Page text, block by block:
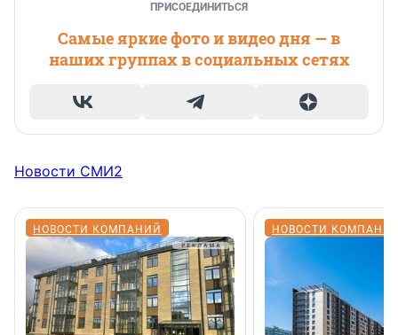
ПРИСОЕДИНИТЬСЯ
Самые яркие фото и видео дня — в
наших группах в социальных сетях
Новости СМИ2
НОВОСТИ КОМПАНИЙ НОВОСТИ